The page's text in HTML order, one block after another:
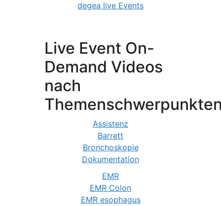
degea live Events
Live Event On-
Demand Videos
nach
Assistenz
Barrett
Bronchoskopie
Dokumentation
EMR
EMR Colon
EMR esophagus